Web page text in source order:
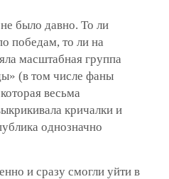
было давно. То ли
победам, то ли на
масштабная группа
(в том числе фаны
весьма
кричалки и
однозначно
и сразу смогли уйти в